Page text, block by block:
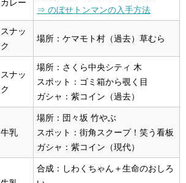
カレー
⇒ のぼせトンマンの入手方法
スナッ
ク
場所：ケマモト村（過去）草むら
スナッ
ク
場所：さくら中央シティ 木
スポット：ゴミ箱から覗く目
ガシャ：紫コイン（過去）
牛乳
場所：団々坂 竹やぶ
スポット：街角スクープ！笑う看板
ガシャ：紫コイン（現代）
合成：しわくちゃん＋生命のおしろ